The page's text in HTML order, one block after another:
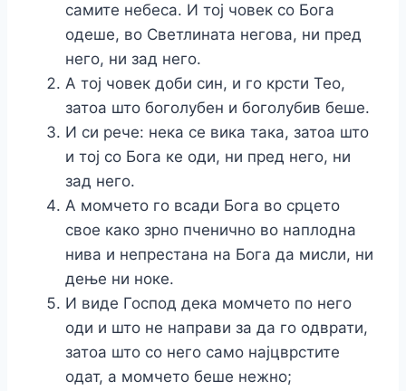
самите небеса. И тој човек со Бога
одеше, во Светлината негова, ни пред
него, ни зад него.
А тој човек доби син, и го крсти Тео,
затоа што боголубен и боголубив беше.
И си рече: нека се вика така, затоа што
и тој со Бога ке оди, ни пред него, ни
зад него.
А момчето го всади Бога во срцето
свое како зрно пченично во наплодна
нива и непрестана на Бога да мисли, ни
дење ни ноке.
И виде Господ дека момчето по него
оди и што не направи за да го одврати,
затоа што со него само најцврстите
одат, а момчето беше нежно;